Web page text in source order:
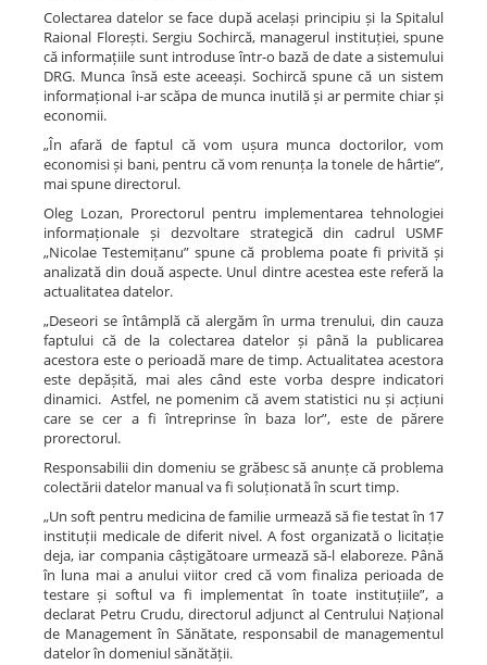
Colectarea datelor se face după același principiu și la Spitalul
Raional Florești. Sergiu Sochircă, managerul instituției, spune
că informațiile sunt introduse într-o bază de date a sistemului
DRG. Munca însă este aceeași. Sochircă spune că un sistem
informațional i-ar scăpa de munca inutilă și ar permite chiar și
economii.
„În afară de faptul că vom ușura munca doctorilor, vom
economisi și bani, pentru că vom renunța la tonele de hârtie”,
mai spune directorul.
Oleg Lozan, Prorectorul pentru implementarea tehnologiei
informaționale și dezvoltare strategică din cadrul USMF
„Nicolae Testemițanu” spune că problema poate fi privită și
analizată din două aspecte. Unul dintre acestea este referă la
actualitatea datelor.
„Deseori se întâmplă că alergăm în urma trenului, din cauza
faptului că de la colectarea datelor și până la publicarea
acestora este o perioadă mare de timp. Actualitatea acestora
este depășită, mai ales când este vorba despre indicatori
dinamici. Astfel, ne pomenim că avem statistici nu și acțiuni
care se cer a fi întreprinse în baza lor”, este de părere
prorectorul.
Responsabilii din domeniu se grăbesc să anunțe că problema
colectării datelor manual va fi soluționată în scurt timp.
„Un soft pentru medicina de familie urmează să fie testat în 17
instituții medicale de diferit nivel. A fost organizată o licitație
deja, iar compania câștigătoare urmează să-l elaboreze. Până
în luna mai a anului viitor cred că vom finaliza perioada de
testare și softul va fi implementat în toate instituțiile”, a
declarat Petru Crudu, directorul adjunct al Centrului Național
de Management în Sănătate, responsabil de managementul
datelor în domeniul sănătății.